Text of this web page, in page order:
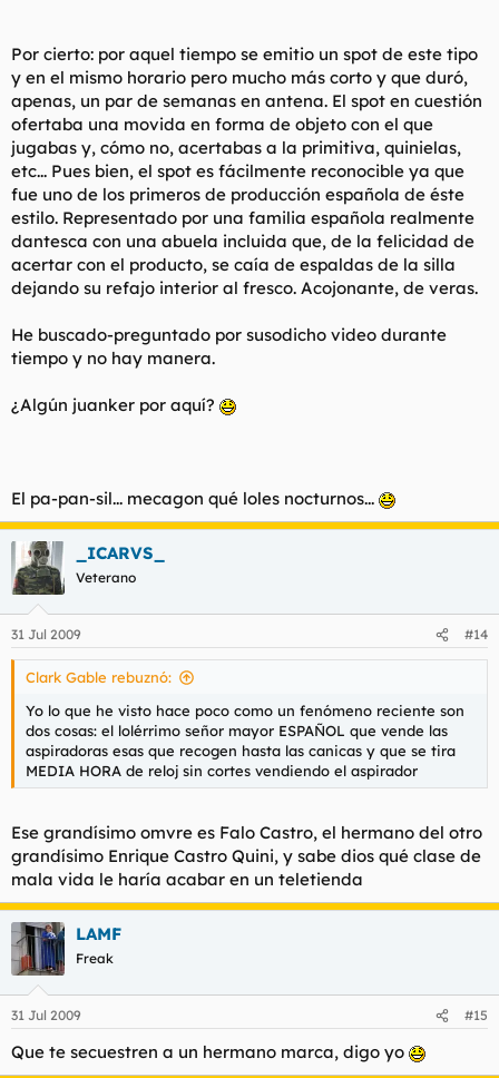
Por cierto: por aquel tiempo se emitio un spot de este tipo
y en el mismo horario pero mucho más corto y que duró,
apenas, un par de semanas en antena. El spot en cuestión
ofertaba una movida en forma de objeto con el que
jugabas y, cómo no, acertabas a la primitiva, quinielas,
etc... Pues bien, el spot es fácilmente reconocible ya que
fue uno de los primeros de producción española de éste
estilo. Representado por una familia española realmente
dantesca con una abuela incluida que, de la felicidad de
acertar con el producto, se caía de espaldas de la silla
dejando su refajo interior al fresco. Acojonante, de veras.
He buscado-preguntado por susodicho video durante
tiempo y no hay manera.
¿Algún juanker por aquí?
El pa-pan-sil... mecagon qué loles nocturnos...
_ICARVS_
Veterano
31 Jul 2009 #14
Clark Gable rebuznó:
Yo lo que he visto hace poco como un fenómeno reciente son
dos cosas: el lolérrimo señor mayor ESPAÑOL que vende las
aspiradoras esas que recogen hasta las canicas y que se tira
MEDIA HORA de reloj sin cortes vendiendo el aspirador
Ese grandísimo omvre es Falo Castro, el hermano del otro
grandísimo Enrique Castro Quini, y sabe dios qué clase de
mala vida le haría acabar en un teletienda
LAMF
Freak
31 Jul 2009 #15
Que te secuestren a un hermano marca, digo yo